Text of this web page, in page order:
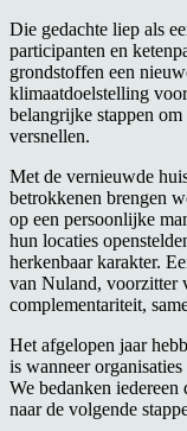
Die gedachte liep als
participanten en
grondstoffen een
klimaatdoelstelling
belangrijke stappen
versnellen.
Met de vernieuwde
betrokkenen brengen
op een persoonlijke
hun locaties
herkenbaar karakter.
van Nuland, voorzitter
complementariteit,
Het afgelopen jaar
is wanneer
We bedanken
naar de volgende